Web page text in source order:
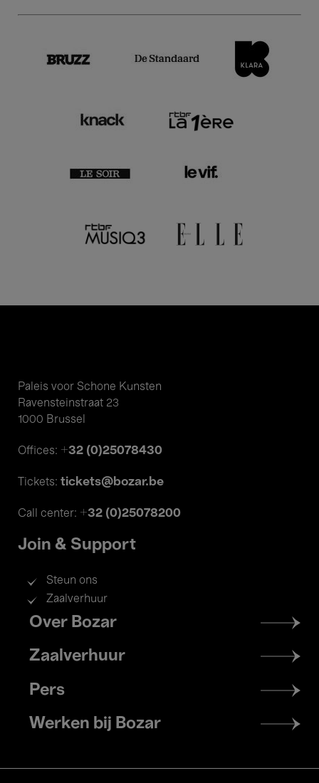
Paleis voor Schone Kunsten
Ravensteinstraat 23
1000 Brussel
Offices: +32 (0)25078430
Tickets: tickets@bozar.be
Call center: +32 (0)25078200
Join & Support
Steun ons
Zaalverhuur
Footer
menu
Over Bozar
Zaalverhuur
Pers
Werken bij Bozar